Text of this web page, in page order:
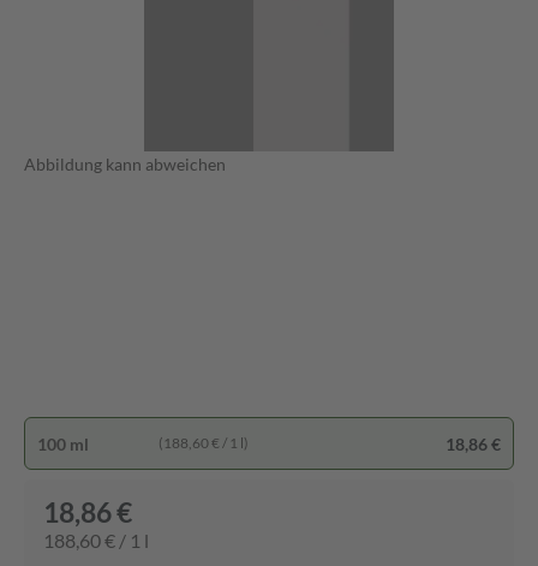
Abbildung kann abweichen
100 ml (188,60 € / 1 l) 18,86 €
18,86 €
188,60 € / 1 l